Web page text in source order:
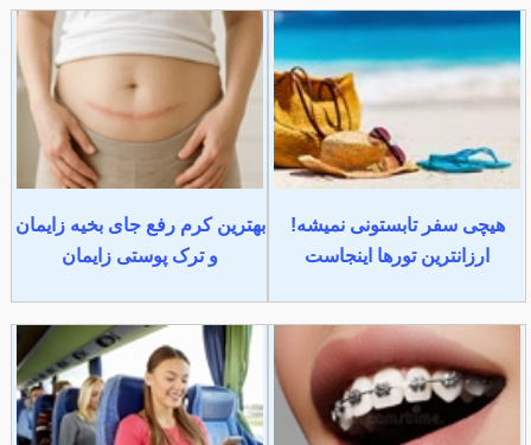
هیچی سفر تابستونی نمیشه!
ارزانترین تورها اینجاست
بهترین کرم رفع جای بخیه زایمان
و ترک پوستی زایمان